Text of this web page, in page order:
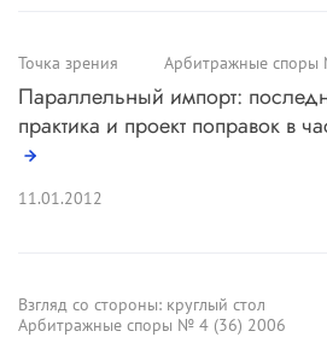
Точка зрения Арбитражные
Параллельный импорт:
практика и проект поправок в
11.01.2012
Взгляд со стороны: круглый стол
Арбитражные споры № 4 (36) 2006